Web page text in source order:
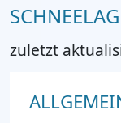
zuletzt